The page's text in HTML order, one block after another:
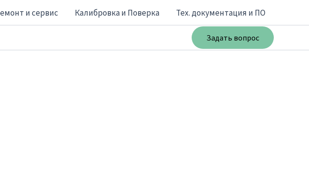
и сервис Калибровка и Поверка Тех. документация и ПО
Задать вопрос